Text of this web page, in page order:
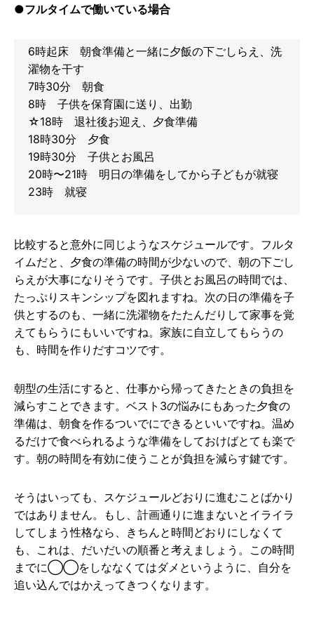
●フルタイムで働いている場合
6時起床 朝食準備と一緒に夕飯の下ごしらえ、洗
濯物を干す
7時30分 朝食
8時 子供を保育園に送り、出勤
☆18時 退社後お迎え、夕食準備
18時30分 夕食
19時30分 子供とお風呂
20時〜21時 明日の準備をしてから子どもが就寝
23時 就寝
比較すると意外に同じようなスケジュールです。フルタ
イムだと、夕食の準備の時間が少ないので、朝の下ごし
らえが大事になりそうです。子供とお風呂の時間では、
たっぷりスキンシップを図れますね。次の日の準備を子
供とするのも、一緒に洗濯物をたたんだりして家事を覚
えてもらうにもいいですね。家族に自立してもらうの
も、時間を作りだすコツです。
朝型の生活にすると、仕事から帰ってきたときの負担を
減らすことできます。ベスト3の悩みにもあった夕食の
準備は、朝食を作るついでにできるといいですね。温め
るだけで食べられるような準備をしておけばとても楽で
す。朝の時間を有効に使うことが負担を減らす鍵です。
そうはいっても、スケジュールどおりに進むことばかり
ではありません。もし、計画通りに進まないとイライラ
してしまう性格なら、きちんと時間どおりにしなくて
も、これは、だいだいの順番と考えましょう。この時間
までに◯◯をしななくてはダメというように、自分を
追い込んではかえってきつくなります。